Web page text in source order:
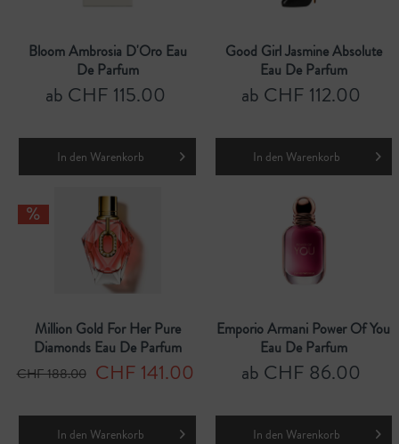
Bloom Ambrosia D'Oro Eau
De Parfum
ab CHF 115.00
In den Warenkorb
Good Girl Jasmine Absolute
Eau De Parfum
ab CHF 112.00
In den Warenkorb
Million Gold For Her Pure
Diamonds Eau De Parfum
CHF 188.00 CHF 141.00
In den Warenkorb
Emporio Armani Power Of You
Eau De Parfum
ab CHF 86.00
In den Warenkorb